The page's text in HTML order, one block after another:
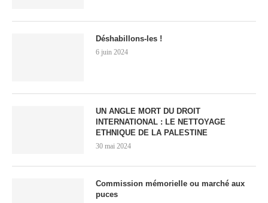
Déshabillons-les !
6 juin 2024
UN ANGLE MORT DU DROIT
INTERNATIONAL : LE NETTOYAGE
ETHNIQUE DE LA PALESTINE
30 mai 2024
Commission mémorielle ou marché aux
puces